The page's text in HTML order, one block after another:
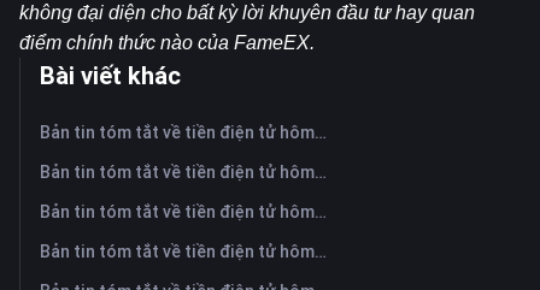
không đại diện cho bất kỳ lời khuyên đầu tư hay quan
điểm chính thức nào của FameEX.
Bài viết khác
Bản tin tóm tắt về tiền điện tử hôm nay trên FameEX | Ngày 7 tháng 8 năm 2026
Bản tin tóm tắt về tiền điện tử hôm nay trên FameEX | Ngày 6 tháng 8 năm 2026
Bản tin tóm tắt về tiền điện tử hôm nay trên FameEX | Ngày 5 tháng 8 năm 2026
Bản tin tóm tắt về tiền điện tử hôm nay trên FameEX | Ngày 4 tháng 8 năm 2026